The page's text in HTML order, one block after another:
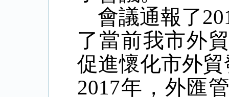
會議通報了
了當前我市外
促進懷化市外
2017年，外匯